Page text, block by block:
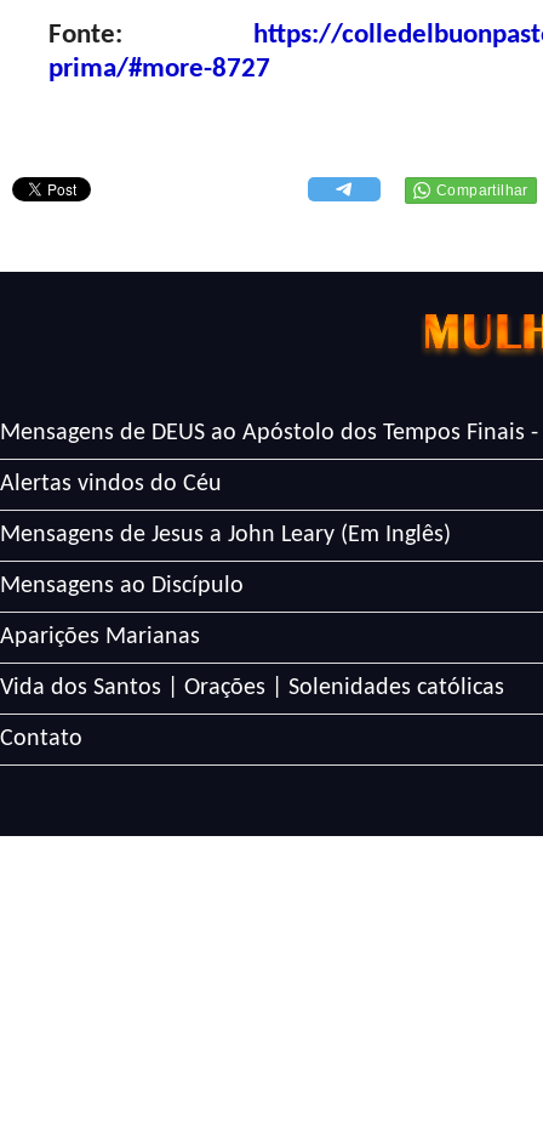
Fonte: https://
prima/#more-8727
Mensagens de DEUS ao Apóstolo dos Tempos Finais -
Alertas vindos do Céu
Mensagens de Jesus a John Leary (Em Inglês)
Mensagens ao Discípulo
Aparições Marianas
Vida dos Santos | Orações | Solenidades católicas
Contato